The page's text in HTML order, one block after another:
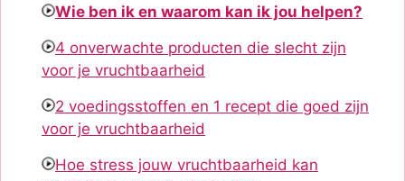
Wie ben ik en waarom kan ik jou helpen?
4 onverwachte producten die slecht zijn
voor je vruchtbaarheid
2 voedingsstoffen en 1 recept die goed zijn
voor je vruchtbaarheid
Hoe stress jouw vruchtbaarheid kan